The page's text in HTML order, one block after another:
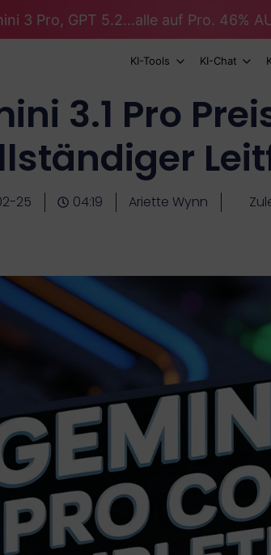
3 Pro, GPT 5.2...alle auf Pro. 46%
KI-Tools KI-Chat
3.1 Pro
25 04:19 Ariette Wynn